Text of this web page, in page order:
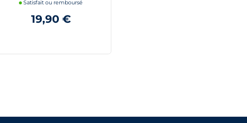
Satisfait ou remboursé
19,90 €